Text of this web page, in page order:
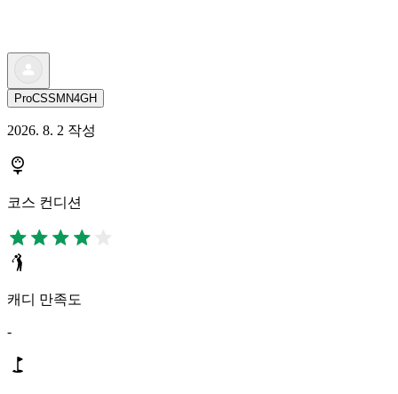
ProCSSMN4GH
2026. 8. 2 작성
코스 컨디션
캐디 만족도
-